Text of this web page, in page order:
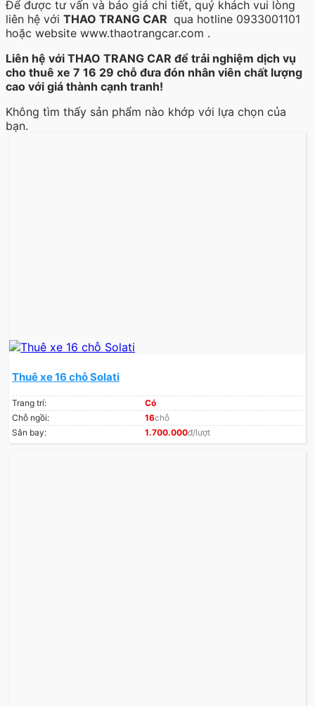
Để được tư vấn và báo giá chi tiết, quý khách vui lòng
liên hệ với THAO TRANG CAR qua hotline 0933001101
hoặc website www.thaotrangcar.com .
Liên hệ với THAO TRANG CAR để trải nghiệm dịch vụ
cho thuê xe 7 16 29 chỗ đưa đón nhân viên chất lượng
cao với giá thành cạnh tranh!
Không tìm thấy sản phẩm nào khớp với lựa chọn của
bạn.
Thuê xe 16 chỗ Solati
Trang trí:
Có
Chỗ ngồi:
16chỗ
Sân bay:
1.700.000đ/lượt